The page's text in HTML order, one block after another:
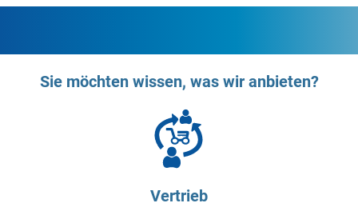
Sie möchten wissen, was wir anbieten?
Vertrieb